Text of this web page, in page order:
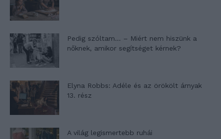
Pedig szóltam… – Miért nem hiszünk a
nőknek, amikor segítséget kérnek?
Elyna Robbs: Adéle és az örökölt árnyak
13. rész
A világ legismertebb ruhái